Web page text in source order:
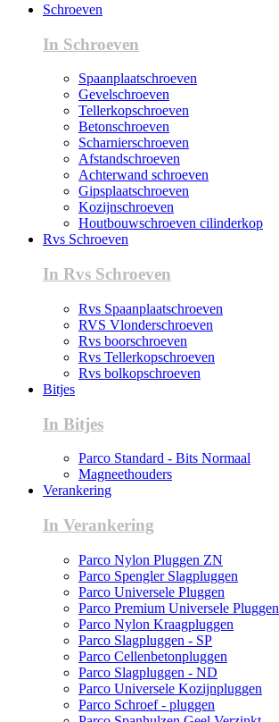
Schroeven
In Schroeven
Spaanplaatschroeven
Gevelschroeven
Tellerkopschroeven
Betonschroeven
Scharnierschroeven
Afstandschroeven
Achterwand schroeven
Gipsplaatschroeven
Kozijnschroeven
Houtbouwschroeven cilinderkop
Rvs Schroeven
In Rvs Schroeven
Rvs Spaanplaatschroeven
RVS Vlonderschroeven
Rvs boorschroeven
Rvs Tellerkopschroeven
Rvs bolkopschroeven
Bitjes
In Bitjes
Parco Standard - Bits Normaal
Magneethouders
Verankering
In Verankering
Parco Nylon Pluggen ZN
Parco Spengler Slagpluggen
Parco Universele Pluggen
Parco Premium Universele Pluggen
Parco Nylon Kraagpluggen
Parco Slagpluggen - SP
Parco Cellenbetonpluggen
Parco Slagpluggen - ND
Parco Universele Kozijnpluggen
Parco Schroef - pluggen